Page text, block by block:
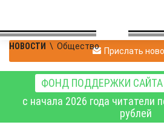
НОВОСТИ \ Общество Прислать
ФОНД ПОДДЕРЖКИ САЙТА
с начала 2026 года читатели
рублей